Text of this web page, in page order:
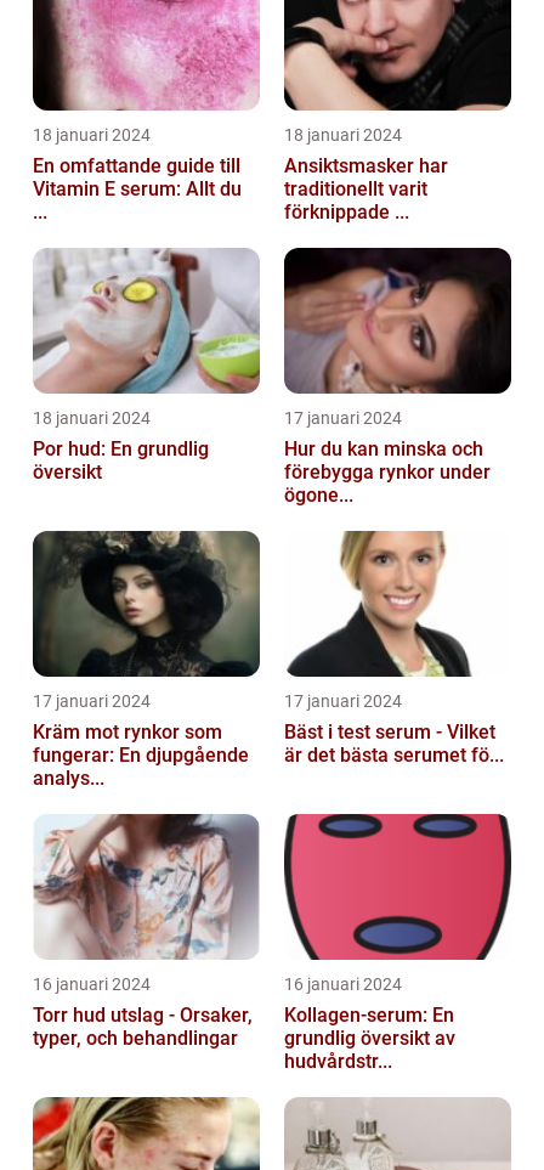
18 januari 2024
En omfattande guide till
Vitamin E serum: Allt du
...
18 januari 2024
Ansiktsmasker har
traditionellt varit
förknippade ...
18 januari 2024
Por hud: En grundlig
översikt
17 januari 2024
Hur du kan minska och
förebygga rynkor under
ögone...
17 januari 2024
Kräm mot rynkor som
fungerar: En djupgående
analys...
17 januari 2024
Bäst i test serum - Vilket
är det bästa serumet fö...
16 januari 2024
Torr hud utslag - Orsaker,
typer, och behandlingar
16 januari 2024
Kollagen-serum: En
grundlig översikt av
hudvårdstr...